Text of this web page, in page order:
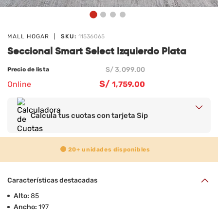
MALL HOGAR SKU: 11536065
Seccional Smart Select Izquierdo Plata
Precio de lista S/3,099.00
Online S/1,759.00
Calcula tus cuotas con tarjeta Sip
20+ unidades disponibles
Características destacadas
Alto: 85
Ancho: 197